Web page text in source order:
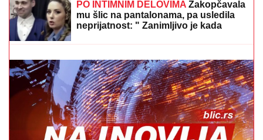
"POSVETA BIVŠOJ PORODICI: ŽIVITE SVOJE
ŽIVOTE DALEKO OD NAS"Zbog veze sa 15 godina
mlađom bio na stubu srama, a sada živi život iz
snova: Kupio stan u Dubaiju i baškari se u luksuzu